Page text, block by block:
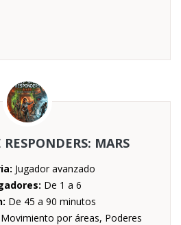
RESPONDERS: MARS
Jugador avanzado
De 1 a 6
De 45 a 90 minutos
por áreas, Poderes